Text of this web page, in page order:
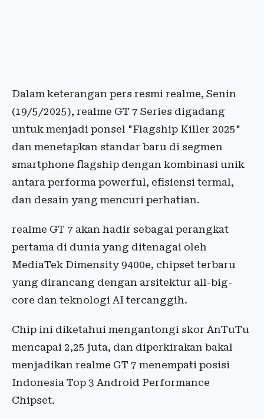
Dalam keterangan pers resmi realme, Senin
(19/5/2025), realme GT 7 Series digadang
untuk menjadi ponsel "Flagship Killer 2025"
dan menetapkan standar baru di segmen
smartphone flagship dengan kombinasi unik
antara performa powerful, efisiensi termal,
dan desain yang mencuri perhatian.
realme GT 7 akan hadir sebagai perangkat
pertama di dunia yang ditenagai oleh
MediaTek Dimensity 9400e, chipset terbaru
yang dirancang dengan arsitektur all-big-
core dan teknologi AI tercanggih.
Chip ini diketahui mengantongi skor AnTuTu
mencapai 2,25 juta, dan diperkirakan bakal
menjadikan realme GT 7 menempati posisi
Indonesia Top 3 Android Performance
Chipset.